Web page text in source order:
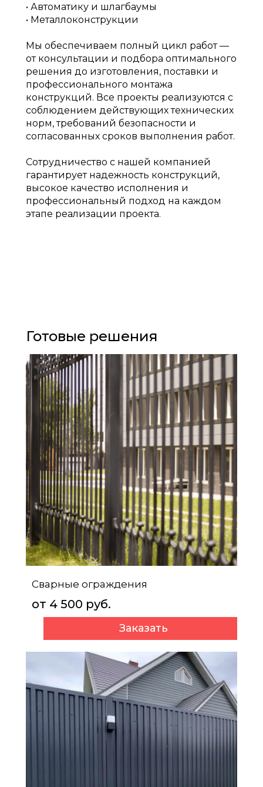
• Автоматику и шлагбаумы
• Металлоконструкции
Мы обеспечиваем полный цикл работ —
от консультации и подбора оптимального
решения до изготовления, поставки и
профессионального монтажа
конструкций. Все проекты реализуются с
соблюдением действующих технических
норм, требований безопасности и
согласованных сроков выполнения работ.
Сотрудничество с нашей компанией
гарантирует надежность конструкций,
высокое качество исполнения и
профессиональный подход на каждом
этапе реализации проекта.
Готовые решения
Сварные ограждения
от 4 500 руб.
Заказать